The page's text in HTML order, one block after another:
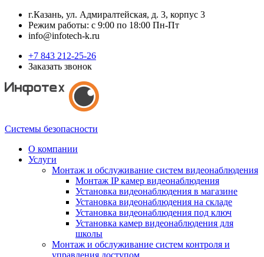
г.Казань, ул. Адмиралтейская, д. 3, корпус 3
Режим работы: с 9:00 по 18:00 Пн-Пт
info@infotech-k.ru
+7 843 212-25-26
Заказать звонок
Системы безопасности
О компании
Услуги
Монтаж и обслуживание систем видеонаблюдения
Монтаж IP камер видеонаблюдения
Установка видеонаблюдения в магазине
Установка видеонаблюдения на складе
Установка видеонаблюдения под ключ
Установка камер видеонаблюдения для
школы
Монтаж и обслуживание систем контроля и
управления доступом